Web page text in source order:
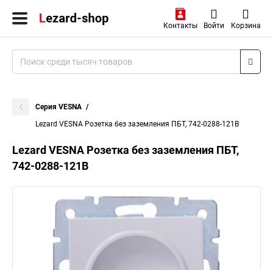
Контакты Войти Корзина
Серия VESNA
Lezard VESNA Розетка без заземления ПБТ, 742-0288-121B
Lezard VESNA Розетка без заземления ПБТ,
742-0288-121B